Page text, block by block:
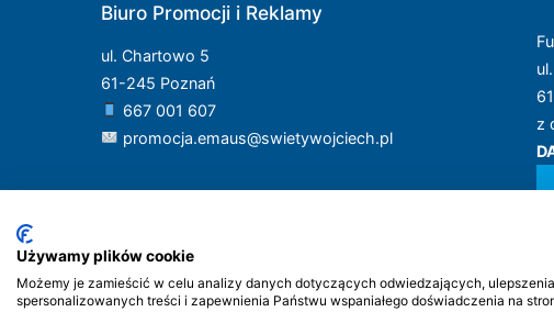
Biuro Promocji i Reklamy
ul. Chartowo 5
61-245 Poznań
667 001 607
promocja.emaus@swietywojciech.pl
z
Używamy plików cookie
Możemy je zamieścić w celu analizy danych dotyczących odwiedzających,
spersonalizowanych treści i zapewnienia Państwu wspaniałego doświadczenia na